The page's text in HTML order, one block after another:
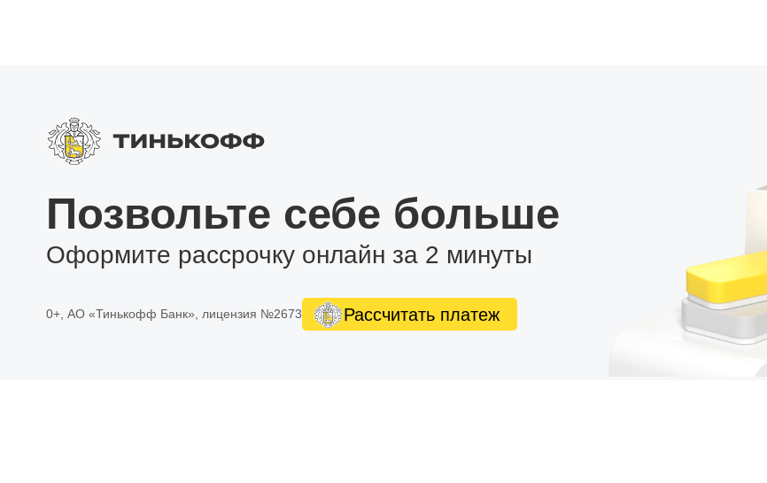
Позвольте себе больше
Оформите рассрочку онлайн за 2 минуты
0+, АО «Тинькофф Банк», лицензия №2673 Рассчитать платеж